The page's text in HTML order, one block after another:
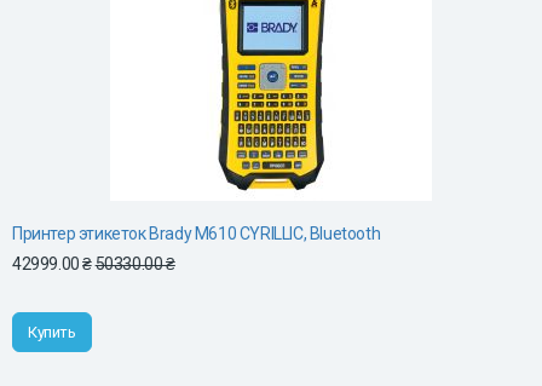
Принтер этикеток Brady M610 CYRILLIC, Bluetooth
42999.00 ₴50330.00 ₴
Купить